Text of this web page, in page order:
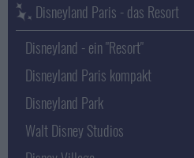
Disneyland Paris - das Resort
Disneyland - ein "Resort"
Disneyland Paris kompakt
Disneyland Park
Walt Disney Studios